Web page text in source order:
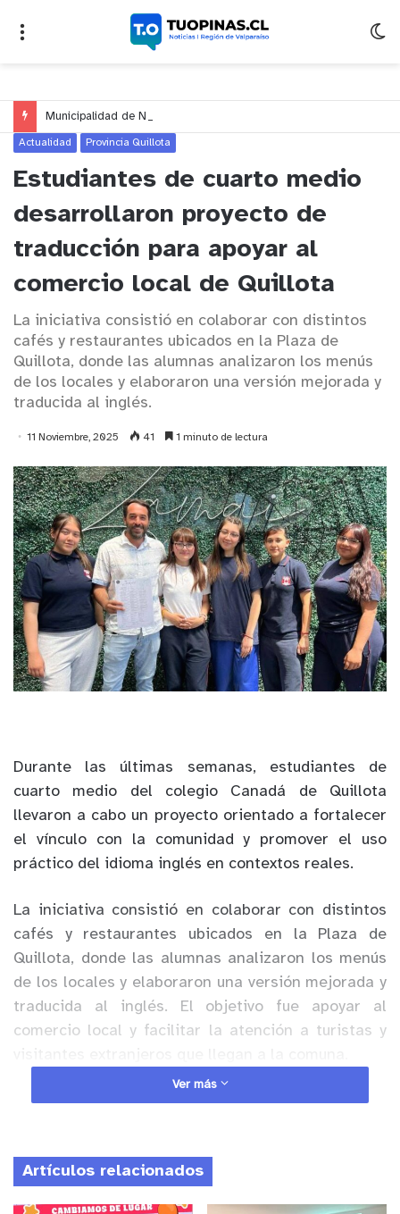
Actualidad Provincia Quillota
Estudiantes de cuarto medio
desarrollaron proyecto de
traducción para apoyar al
comercio local de Quillota
La iniciativa consistió en colaborar con distintos
cafés y restaurantes ubicados en la Plaza de
Quillota, donde las alumnas analizaron los menús
de los locales y elaboraron una versión mejorada y
traducida al inglés.
11 Noviembre, 2025 41 1 minuto de lectura
Durante las últimas semanas, estudiantes de
cuarto medio del colegio Canadá de Quillota
llevaron a cabo un proyecto orientado a fortalecer
el vínculo con la comunidad y promover el uso
práctico del idioma inglés en contextos reales.
La iniciativa consistió en colaborar con distintos
cafés y restaurantes ubicados en la Plaza de
Quillota, donde las alumnas analizaron los menús
de los locales y elaboraron una versión mejorada y
traducida al inglés. El objetivo fue apoyar al
comercio local y facilitar la atención a turistas y
Anuncio Patrocinado
inglés, instancia en la que las estudiantes
aplicaron sus conocimientos lingüísticos y de
comunicación intercultural. Posteriormente, en la
Ver más
Artículos relacionados